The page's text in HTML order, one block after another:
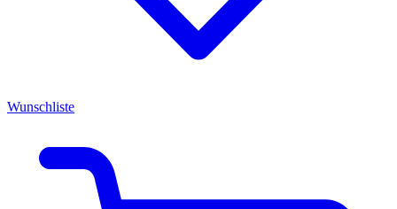
Wunschliste